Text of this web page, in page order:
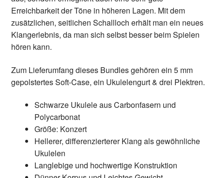
Erreichbarkeit der Töne in höheren Lagen. Mit dem
zusätzlichen, seitlichen Schallloch erhält man ein neues
Klangerlebnis, da man sich selbst besser beim Spielen
hören kann.
Zum Lieferumfang dieses Bundles gehören ein 5 mm
gepolstertes Soft-Case, ein Ukulelengurt & drei Plektren.
Schwarze Ukulele aus Carbonfasern und
Polycarbonat
Größe: Konzert
Hellerer, differenzierterer Klang als gewöhnliche
Ukulelen
Langlebige und hochwertige Konstruktion